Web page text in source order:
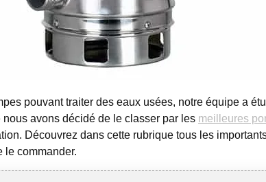
pouvant traiter des eaux usées, notre équipe a
avons décidé de le classer par les meilleures
Découvrez dans cette rubrique tous les
le commander.